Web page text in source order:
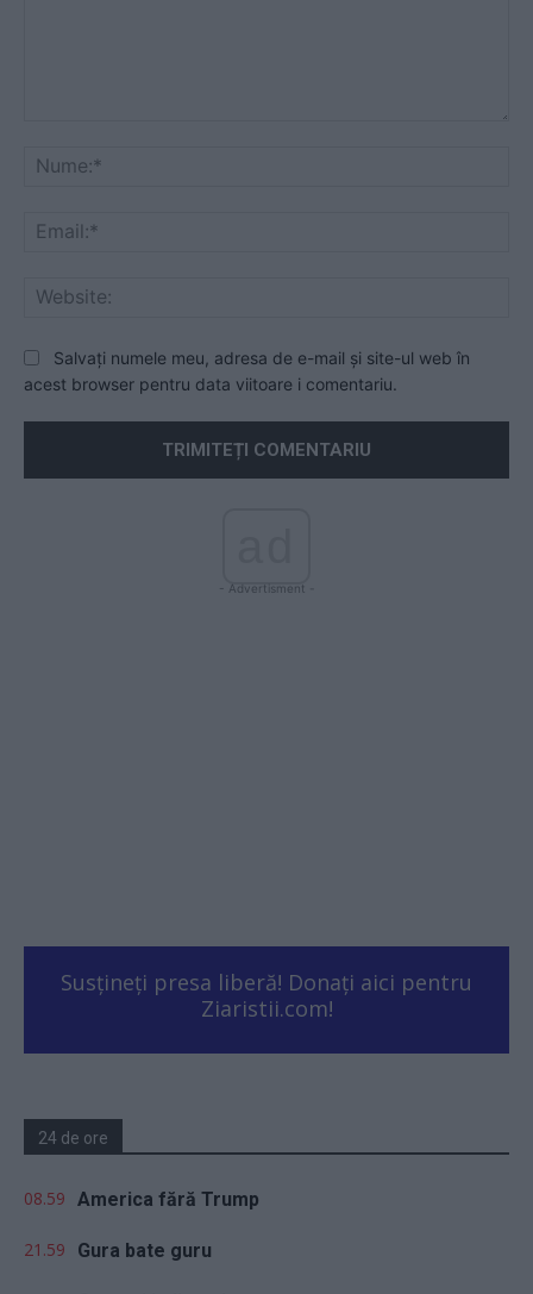
Salvați numele meu, adresa de e-mail și site-ul web în
acest browser pentru data viitoare i comentariu.
- Advertisment -
Susțineți presa liberă! Donați aici pentru
Ziaristii.com!
24 de ore
08.59 America fără Trump
21.59 Gura bate guru